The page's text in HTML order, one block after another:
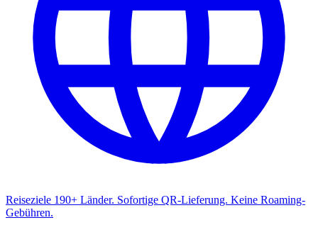
Reiseziele 190+ Länder. Sofortige QR-Lieferung. Keine Roaming-
Gebühren.